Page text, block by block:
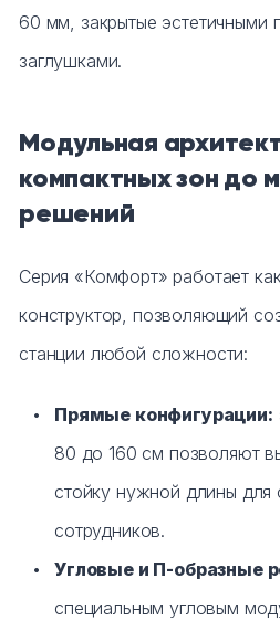
60 мм, закрытые эстетичными
заглушками.
Модульная
компактных зон до
решений
Серия «Комфорт» работает
конструктор, позволяющий
станции любой сложности:
Прямые конфигурации:
80 до 160 см позволяют
стойку нужной длины для
сотрудников.
Угловые и П-образные
специальным угловым